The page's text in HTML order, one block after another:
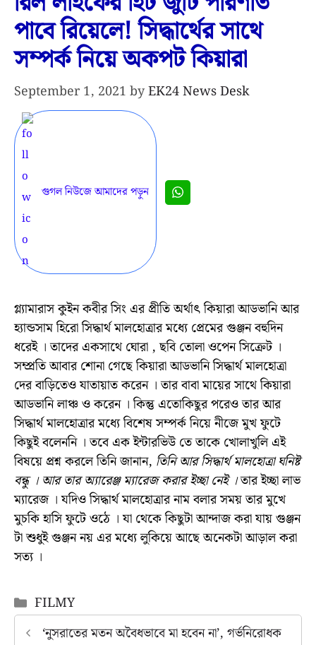
পাবে রিয়েলে! সিদ্ধার্থের সাথে
সম্পর্ক নিয়ে অকপট কিয়ারা
September 1, 2021 byEK24 News Desk
গুগল নিউজে আমাদের পড়ুন
গ্ল্যামারাস কুইন কবীর সিং এর প্রীতি অর্থাৎ কিয়ারা আডভানি আর
হ্যান্ডসাম হিরো সিদ্ধার্থ মালহোত্রার মধ্যে প্রেমের গুঞ্জন বহুদিন
ধরেই ‌। তাদের একসাথে ঘোরা , ছবি তোলা ওপেন সিক্রেট ।
সম্প্রতি আবার শোনা গেছে কিয়ারা আডভানি সিদ্ধার্থ মালহোত্রা
দের বাড়িতেও যাতায়াত করেন । তার বাবা মায়ের সাথে কিয়ারা
আডভানি লাঞ্চ ও করেন । কিন্তু এতোকিছুর পরেও তার আর
সিদ্ধার্থ মালহোত্রার মধ্যে বিশেষ সম্পর্ক নিয়ে নীজে মুখ ফুটে
কিছুই বলেননি । তবে এক ইন্টারভিউ তে তাকে খোলাখুলি এই
বিষয়ে প্রশ্ন করলে তিনি জানান, তিনি আর সিদ্ধার্থ মালহোত্রা ঘনিষ্ট
বন্ধু । আর তার অ্যারেঞ্জ ম্যারেজ করার ইচ্ছা নেই ।তার ইচ্ছা লাভ
ম্যারেজ । যদিও সিদ্ধার্থ মালহোত্রার নাম বলার সময় তার মুখে
মুচকি হাসি ফুটে ওঠে । যা থেকে কিছুটা আন্দাজ করা যায় গুঞ্জন
টা শুধুই গুঞ্জন নয় এর মধ্যে লুকিয়ে আছে অনেকটা আড়াল করা
সত্য ।
Categories
FILMY
‘নুসরাতের মতন অবৈধভাবে মা হবেন না’, গর্ভনিরোধক